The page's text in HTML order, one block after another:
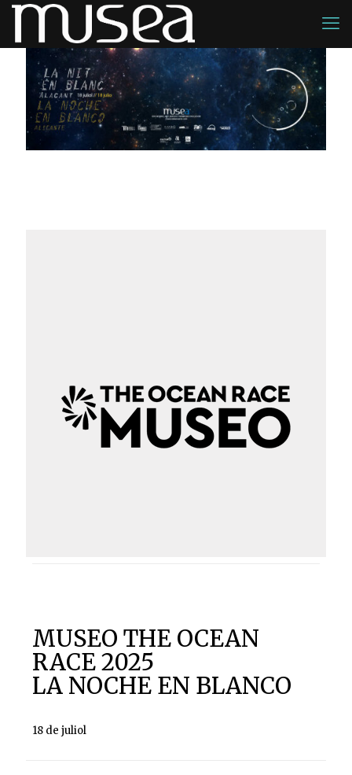
MUSEO THE OCEAN
RACE 2025
LA NOCHE EN BLANCO
18 de juliol